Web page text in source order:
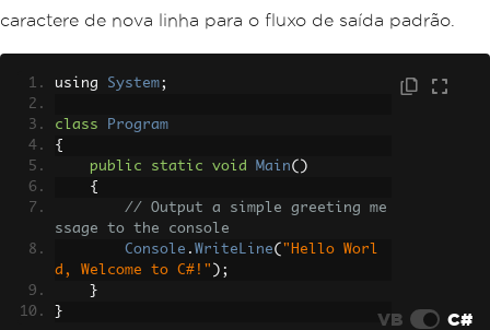
caractere de nova linha para o fluxo de saída padrão.
using System;
class
Program
{
public
static void Main()
{
// Output a simple greeting me
ssage to the console
Console . WriteLine( "Hello Worl
d, Welcome to C#!" );
}
}
VB C#